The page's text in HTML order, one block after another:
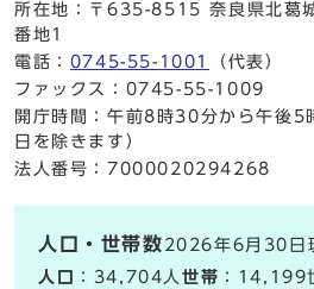
所在地：〒635-8515 奈良県北葛
番地1
電話： 0745-55-1001
（代表）
ファックス：0745-55-1009
開庁時間：午前8時30分から午後5
日を除きます）
法人番号：7000020294268
人口・世帯数 2026年6月30日
人口
：34,704人世帯 ：14,199